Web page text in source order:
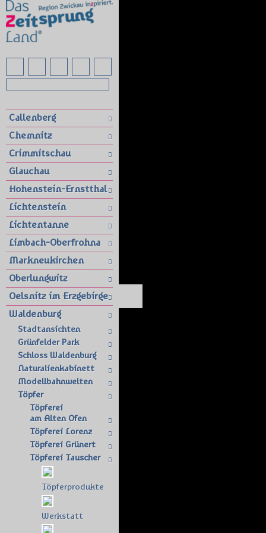
Callenberg
Chemnitz
Crimmitschau
Glauchau
Hohenstein-Ernstthal
Lichtenstein
Lichtentanne
Limbach-Oberfrohna
Markneukirchen
Oberlungwitz
Oelsnitz im Erzgebirge
Waldenburg
Stadtansichten
Grünfelder Park
Schloss Waldenburg
Naturalienkabinett
Modellbahnwelten
Töpfer
Töpferei
am Alten Ofen
Töpferei Lorenz
Töpferei Grünert
Töpferei Tauscher
Töpferprodukte
Werkstatt